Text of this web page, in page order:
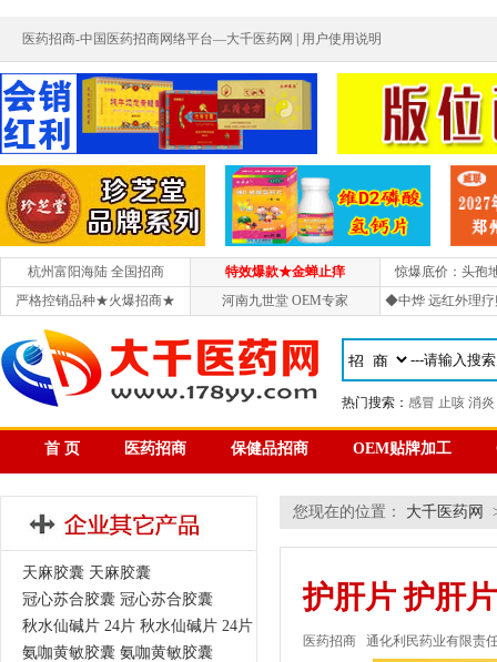
医药招商-中国医药招商网络平台—大千医药网 | 用户使用说明
杭州富阳海陆 全国招商 特效爆款★金蝉止痒
惊爆底价：头孢
严格控销品种★火爆招商★
河南九世堂 OEM专家 ◆中烨 远红外理疗
热门搜索： 感冒 止咳 消炎
首 页 医药招商 保健品招商 OEM贴牌加工
天麻胶囊 天麻胶囊
冠心苏合胶囊 冠心苏合胶囊
秋水仙碱片 24片 秋水仙碱片 24片
氨咖黄敏胶囊 氨咖黄敏胶囊
您现在的位置： 大千医药网
护肝片 护肝片
医药招商 通化利民药业有限责